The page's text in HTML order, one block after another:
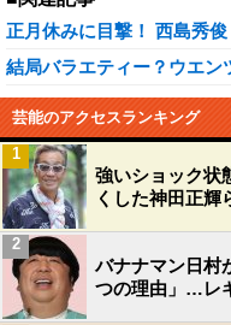
正月休みに目撃！ 西島秀
結局バラエティー？ウエン
芸能のアクセスランキング
強いショック状
くした神田正輝
1
バナナマン日村
つの理由」…レ
2